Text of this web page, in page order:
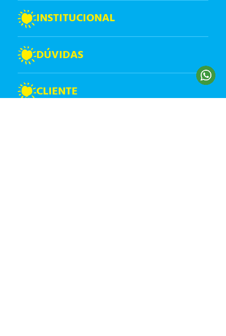
INSTITUCIONAL
DÚVIDAS
CLIENTE